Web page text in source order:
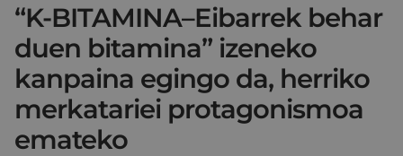
“K-BITAMINA–Eibarrek behar
duen bitamina” izeneko
kanpaina egingo da, herriko
merkatariei protagonismoa
emateko